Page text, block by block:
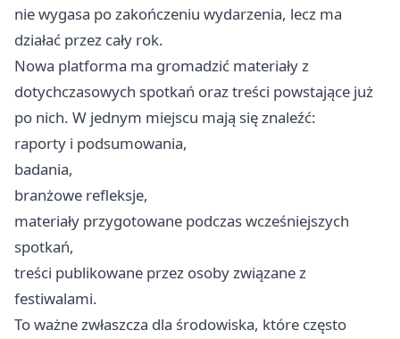
nie wygasa po zakończeniu wydarzenia, lecz ma
działać przez cały rok.
Nowa platforma ma gromadzić materiały z
dotychczasowych spotkań oraz treści powstające już
po nich. W jednym miejscu mają się znaleźć:
raporty i podsumowania,
badania,
branżowe refleksje,
materiały przygotowane podczas wcześniejszych
spotkań,
treści publikowane przez osoby związane z
festiwalami.
To ważne zwłaszcza dla środowiska, które często